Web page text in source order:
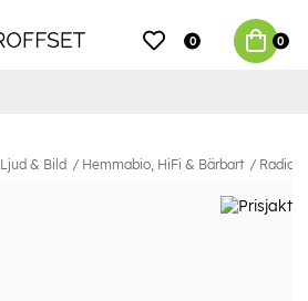
0 0
Ljud & Bild Hemmabio, HiFi & Bärbart Radio